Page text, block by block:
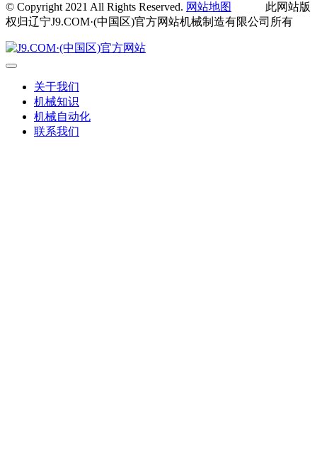
© Copyright 2021 All Rights Reserved. 网站地图
此网站版
权归辽宁J9.COM·(中国区)官方网站机械制造有限公司所有
关于我们
机械知识
机械自动化
联系我们